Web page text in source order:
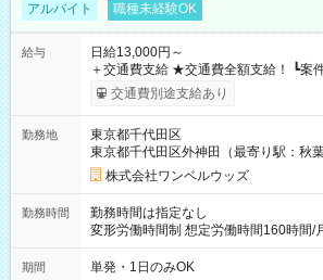
アルバイト 職種未経験OK
給与
日給13,000円～
＋交通費支給 ★交通費全額支給！ ┗案件により規定あり ★日払
いOK！（規定あり） ┗働いたその日に
ンビニATMから 日払い分を引き落とせます！ 【試用
交通費別途支給あり
勤務地
東京都千代田区
東京都千代田区外神田（最寄り駅：秋葉
株式会社ワンベルウッズ
勤務時間
勤務時間は指定なし
変形労働時間制 想定労働時間160時間/月 【シフト例】 ・8：
～21：00
期間 単発・1日のみOK